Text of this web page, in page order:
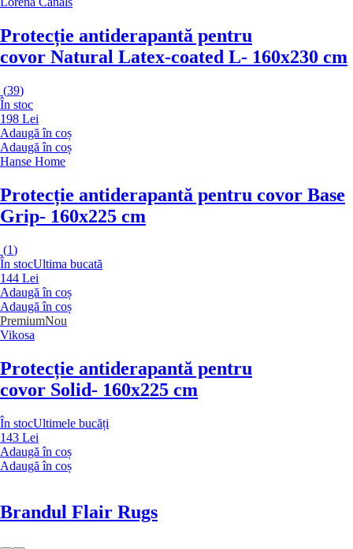
Protecție antiderapantă pentru
covor Natural Latex-coated L- 160x230 cm
(39)
În stoc
198 Lei
Adaugă în coș
Adaugă în coș
Hanse Home
Protecție antiderapantă pentru covor Base
Grip- 160x225 cm
(1)
În stocUltima bucată
144 Lei
Adaugă în coș
Adaugă în coș
PremiumNou
Vikosa
Protecție antiderapantă pentru
covor Solid- 160x225 cm
În stocUltimele bucăți
143 Lei
Adaugă în coș
Adaugă în coș
Brandul Flair Rugs